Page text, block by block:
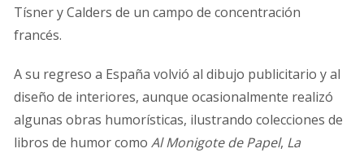
Tísner y Calders de un campo de concentración
francés.
A su regreso a España volvió al dibujo publicitario y al
diseño de interiores, aunque ocasionalmente realizó
algunas obras humorísticas, ilustrando colecciones de
libros de humor como Al Monigote de Papel, La